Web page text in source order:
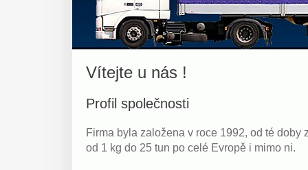
Vítejte u nás !
Profil společnosti
Firma byla založena v roce 1992, od té
od 1 kg do 25 tun po celé Evropě i mimo ni.